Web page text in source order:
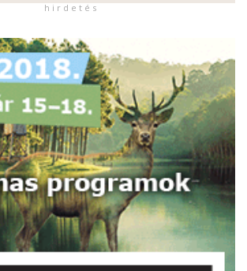
h i r d e t é s